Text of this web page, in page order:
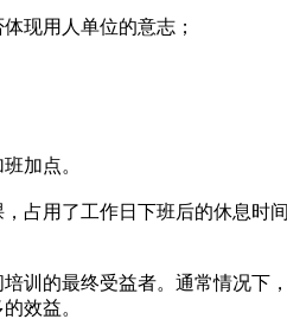
现用人单位的意志；
加点。
占用了工作日下班后的休息时
训的最终受益者。通常情况下
效益。